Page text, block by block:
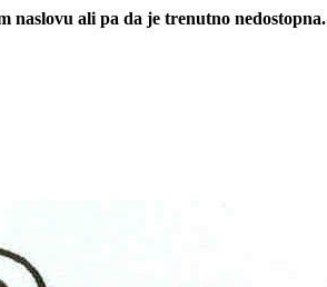
naslovu ali pa da je trenutno nedostopna.